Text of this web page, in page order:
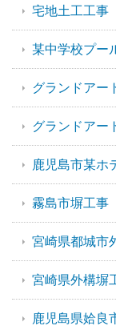
宅地土工工事
某中学校プー
グランドアー
グランドアー
鹿児島市某ホ
霧島市塀工事
宮崎県都城市
宮崎県外構塀
鹿児島県姶良